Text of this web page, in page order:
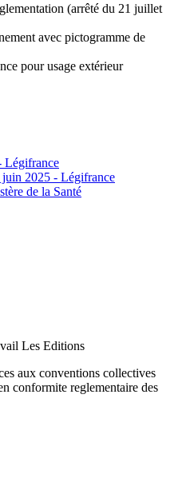
(arrêté du 21 juillet
avec pictogramme de
pour usage extérieur
Légifrance
2025 - Légifrance
de la Santé
Les Editions
aux conventions collectives
conformite reglementaire des